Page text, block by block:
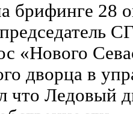
брифинге 28
«Нового
дворца в
что Ледовый